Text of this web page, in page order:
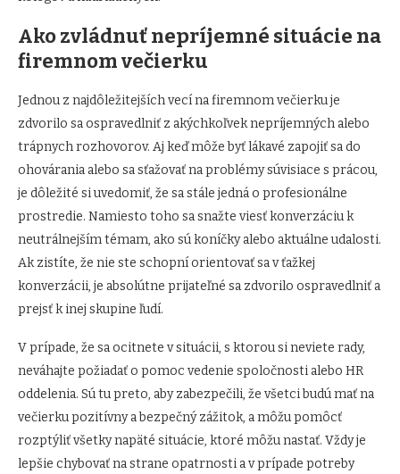
Ako zvládnuť nepríjemné situácie na
firemnom večierku
Jednou z najdôležitejších vecí na firemnom večierku je
zdvorilo sa ospravedlniť z akýchkoľvek nepríjemných alebo
trápnych rozhovorov. Aj keď môže byť lákavé zapojiť sa do
ohovárania alebo sa sťažovať na problémy súvisiace s prácou,
je dôležité si uvedomiť, že sa stále jedná o profesionálne
prostredie. Namiesto toho sa snažte viesť konverzáciu k
neutrálnejším témam, ako sú koníčky alebo aktuálne udalosti.
Ak zistíte, že nie ste schopní orientovať sa v ťažkej
konverzácii, je absolútne prijateľné sa zdvorilo ospravedlniť a
prejsť k inej skupine ľudí.
V prípade, že sa ocitnete v situácii, s ktorou si neviete rady,
neváhajte požiadať o pomoc vedenie spoločnosti alebo HR
oddelenia. Sú tu preto, aby zabezpečili, že všetci budú mať na
večierku pozitívny a bezpečný zážitok, a môžu pomôcť
rozptýliť všetky napäté situácie, ktoré môžu nastať. Vždy je
lepšie chybovať na strane opatrnosti a v prípade potreby